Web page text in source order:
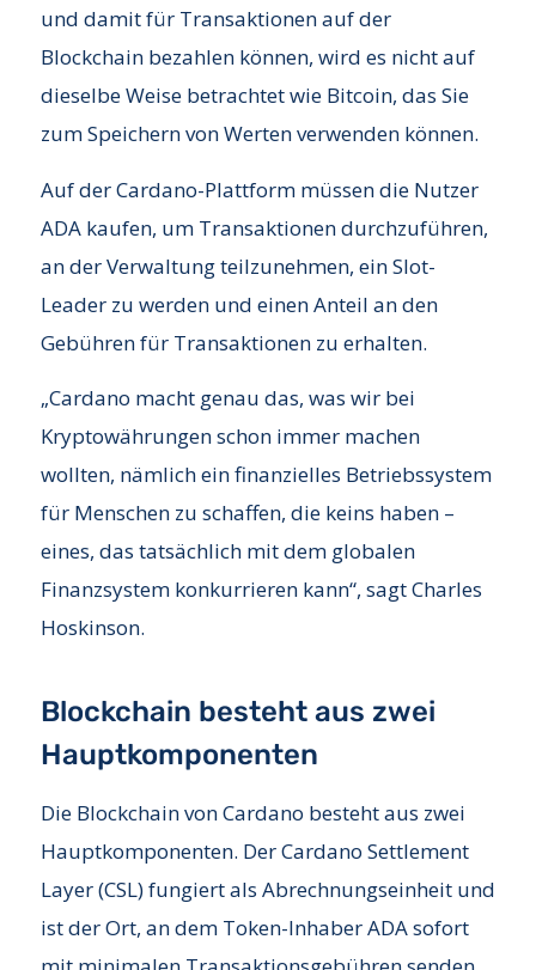
und damit für Transaktionen auf der
Blockchain bezahlen können, wird es nicht auf
dieselbe Weise betrachtet wie Bitcoin, das Sie
zum Speichern von Werten verwenden können.
Auf der Cardano-Plattform müssen die Nutzer
ADA kaufen, um Transaktionen durchzuführen,
an der Verwaltung teilzunehmen, ein Slot-
Leader zu werden und einen Anteil an den
Gebühren für Transaktionen zu erhalten.
„Cardano macht genau das, was wir bei
Kryptowährungen schon immer machen
wollten, nämlich ein finanzielles Betriebssystem
für Menschen zu schaffen, die keins haben –
eines, das tatsächlich mit dem globalen
Finanzsystem konkurrieren kann“, sagt Charles
Hoskinson.
Blockchain besteht aus zwei
Hauptkomponenten
Die Blockchain von Cardano besteht aus zwei
Hauptkomponenten. Der Cardano Settlement
Layer (CSL) fungiert als Abrechnungseinheit und
ist der Ort, an dem Token-Inhaber ADA sofort